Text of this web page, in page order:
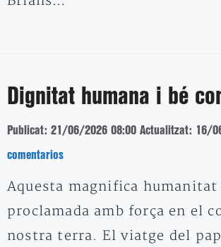
Dignitat humana i bé
Publicat: 21/06/2026 08:00 Actualitzat: 16/
comentarios
Aquesta magnifica humanitat
proclamada amb força en el
nostra terra. El viatge del